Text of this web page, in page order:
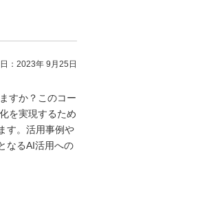
：2023年 9月25日
すか？このコー
を実現するため
す。活用事例や
なるAI活用への